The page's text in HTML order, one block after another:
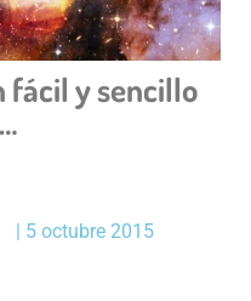
fácil y sencillo
5 octubre 2015